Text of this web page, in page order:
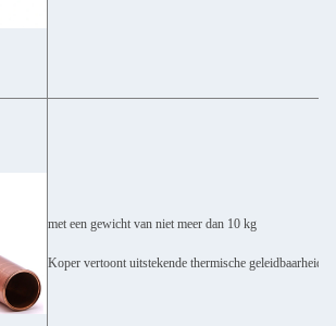
met een gewicht van niet meer dan 10 kg
Koper vertoont uitstekende thermische geleidbaarheid,